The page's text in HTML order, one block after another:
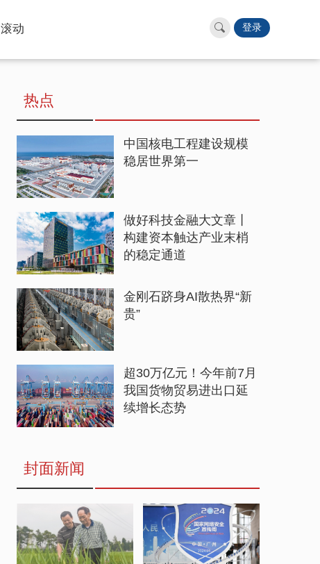
滚动 登录
热点
中国核电工程建设规模
稳居世界第一
做好科技金融大文章丨
构建资本触达产业末梢
的稳定通道
金刚石跻身AI散热界“新
贵”
超30万亿元！今年前7月
我国货物贸易进出口延
续增长态势
封面新闻